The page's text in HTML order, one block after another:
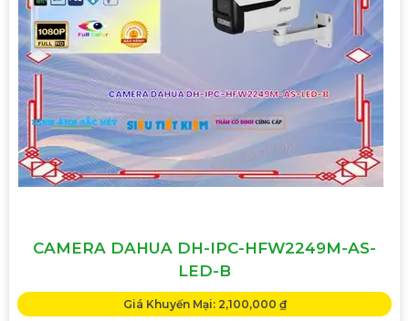
CAMERA DAHUA DH-IPC-HFW2249M-AS-
LED-B
Giá Khuyến Mại: 2,100,000 ₫